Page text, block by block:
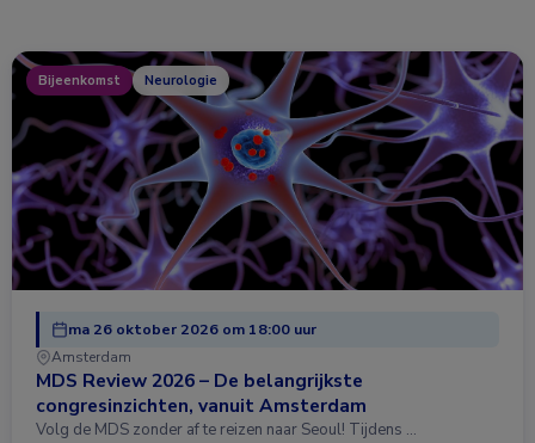
Bijeenkomst Neurologie
ma 26 oktober 2026 om 18:00 uur
Amsterdam
MDS Review 2026 – De belangrijkste
congresinzichten, vanuit Amsterdam
Volg de MDS zonder af te reizen naar Seoul! Tijdens …